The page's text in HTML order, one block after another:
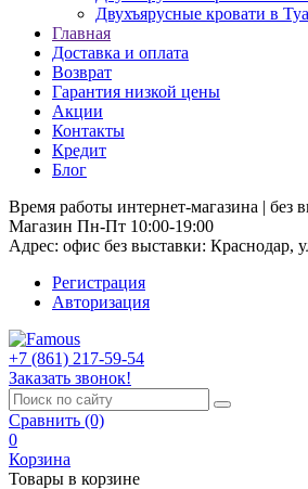
Двухъярусные кровати в
Главная
Доставка и оплата
Возврат
Гарантия низкой цены
Акции
Контакты
Кредит
Блог
Время работы интернет-магазина | без
Магазин Пн-Пт 10:00-19:00
Адрес: офис без выставки: Краснодар,
Регистрация
Авторизация
+7 (861) 217-59-54
Заказать звонок!
Сравнить (0)
0
Корзина
Товары в корзине